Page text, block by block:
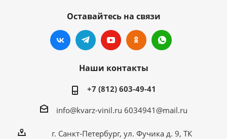
Оставайтесь на связи
Наши контакты
+7 (812) 603-49-41
info@kvarz-vinil.ru 6034941@mail.ru
г. Санкт-Петербург, ул. Фучика д. 9, ТК